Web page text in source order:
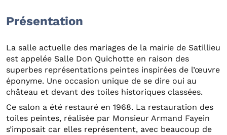
Présentation
La salle actuelle des mariages de la mairie de Satillieu
est appelée Salle Don Quichotte en raison des
superbes représentations peintes inspirées de l’œuvre
éponyme. Une occasion unique de se dire oui au
château et devant des toiles historiques classées.
Ce salon a été restauré en 1968. La restauration des
toiles peintes, réalisée par Monsieur Armand Fayein
s’imposait car elles représentent, avec beaucoup de